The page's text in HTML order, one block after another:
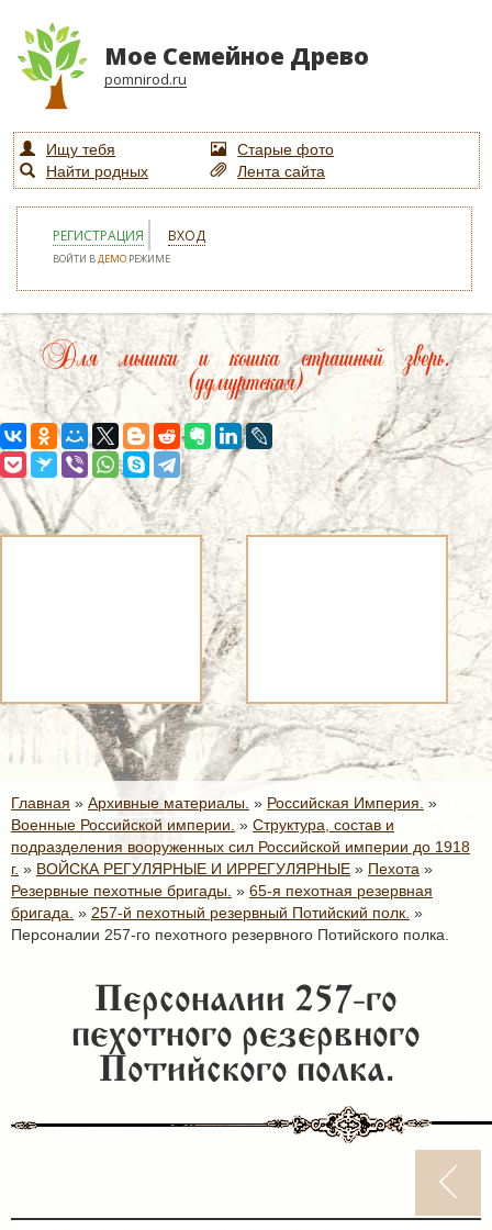
Мое Семейное Древо
pomnirod.ru
Ищу тебя
Старые фото
Найти родных
Лента сайта
РЕГИСТРАЦИЯ ВХОД
ВОЙТИ ВДЕМО РЕЖИМЕ
Для мышки и кошка страшный зверь.
(удмуртская)
Главная » Архивные материалы. » Российская Империя. »
Военные Российской империи. » Структура, состав и
подразделения вооруженных сил Российской империи до 1918
г. » ВОЙСКА РЕГУЛЯРНЫЕ И ИРРЕГУЛЯРНЫЕ » Пехота »
Резервные пехотные бригады. » 65-я пехотная резервная
бригада. » 257-й пехотный резервный Потийский полк. »
Персоналии 257-го пехотного резервного Потийского полка.
Персоналии 257-го
пехотного резервного
Потийского полка.